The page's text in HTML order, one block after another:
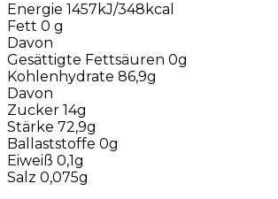
Energie 1457kJ/348kcal
Fett 0 g
Davon
Gesättigte Fettsäuren 0g
Kohlenhydrate 86,9g
Davon
Zucker 14g
Stärke 72,9g
Ballaststoffe 0g
Eiweiß 0,1g
Salz 0,075g